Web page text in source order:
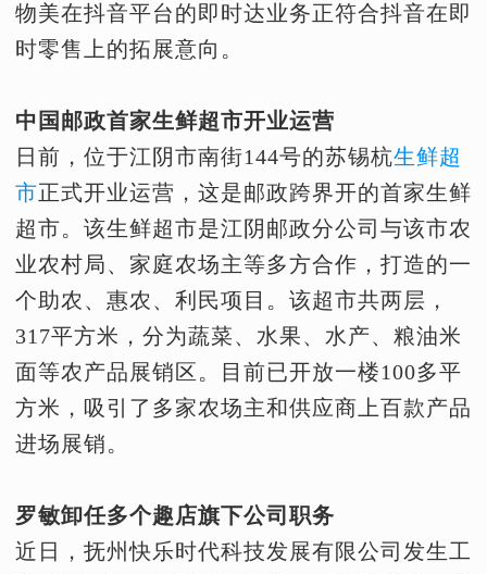
物美在抖音平台的即时达业务正符合抖音在即
时零售上的拓展意向。
中国邮政首家生鲜超市开业运营
日前，位于江阴市南街144号的苏锡杭生鲜超
市正式开业运营，这是邮政跨界开的首家生鲜
超市。该生鲜超市是江阴邮政分公司与该市农
业农村局、家庭农场主等多方合作，打造的一
个助农、惠农、利民项目。该超市共两层，
317平方米，分为蔬菜、水果、水产、粮油米
面等农产品展销区。目前已开放一楼100多平
方米，吸引了多家农场主和供应商上百款产品
进场展销。
罗敏卸任多个趣店旗下公司职务
近日，抚州快乐时代科技发展有限公司发生工